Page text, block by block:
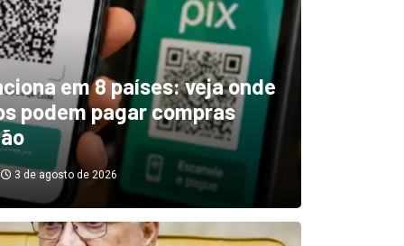
em 8 países: veja onde
podem pagar compras
3 de agosto de 2026